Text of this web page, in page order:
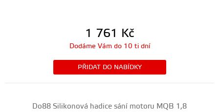
1 761 Kč
Dodáme Vám do 10 ti dní
PŘIDAT DO NABÍDKY
Do88 Silikonová hadice sání motoru MQB 1,8